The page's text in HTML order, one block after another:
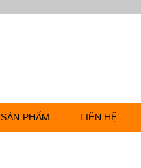
SẢN PHẨM LIÊN HỆ